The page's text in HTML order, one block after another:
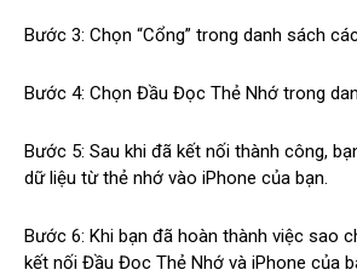
Bước 3: Chọn “Cổng” trong danh sách
Bước 4: Chọn Đầu Đọc Thẻ Nhớ trong
Bước 5: Sau khi đã kết nối thành công,
dữ liệu từ thẻ nhớ vào iPhone của bạn.
Bước 6: Khi bạn đã hoàn thành việc sao
kết nối Đầu Đọc Thẻ Nhớ và iPhone của